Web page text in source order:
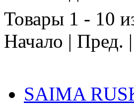
Товары 1 - 10
Начало | Пред. |
SAIMA